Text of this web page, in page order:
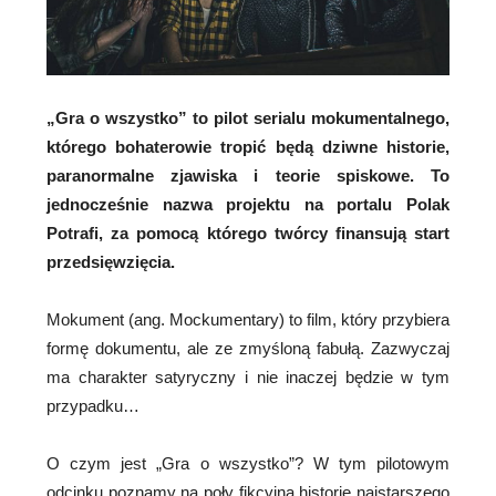
„Gra o wszystko” to pilot serialu mokumentalnego,
którego bohaterowie tropić będą dziwne historie,
paranormalne zjawiska i teorie spiskowe. To
jednocześnie nazwa projektu na portalu Polak
Potrafi, za pomocą którego twórcy finansują start
przedsięwzięcia.
Mokument (ang. Mockumentary) to film, który przybiera
formę dokumentu, ale ze zmyśloną fabułą. Zazwyczaj
ma charakter satyryczny i nie inaczej będzie w tym
przypadku…
O czym jest „Gra o wszystko”? W tym pilotowym
odcinku poznamy na poły fikcyjną historię najstarszego